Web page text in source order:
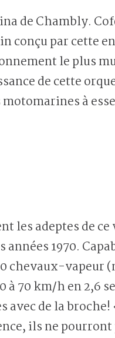
de Chambly.
conçu par cette
le plus
de cette
à
les adeptes de ce
1970.
chevaux-vapeur
70 km/h en 2,6
avec de la broche!
ils ne pourront